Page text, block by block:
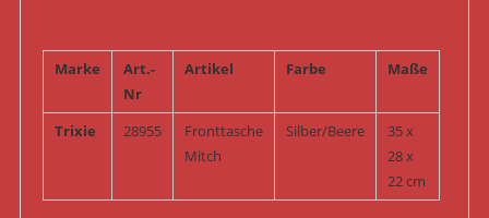
Marke
Art.-
Nr
Artikel Farbe Maße
Trixie 28955
Fronttasche
Mitch
Silber/Beere
35 x
28 x
22 cm